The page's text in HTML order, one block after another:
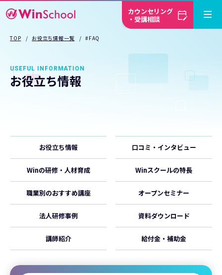
カウンセリング
・受講相談
TOP お役立ち情報一覧 #FAQ
USEFUL INFORMATION
お役立ち情報
お役立ち情報 口コミ・インタビュー
Winの研修・人材育成 Winスクールの特長
職業別のおすすめ講座 オープンセミナー
法人研修事例 資料ダウンロード
講師紹介 給付金・補助金